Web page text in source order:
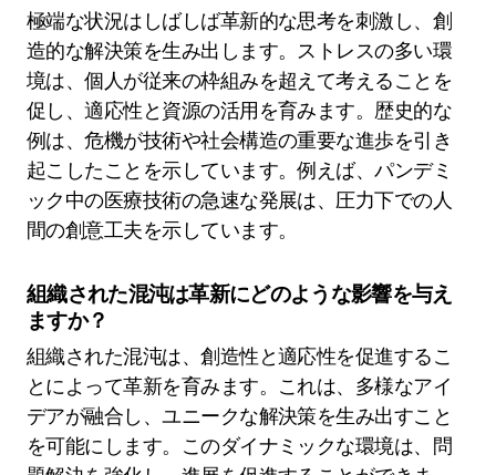
極端な状況はしばしば革新的な思考を刺激し、創
造的な解決策を生み出します。ストレスの多い環
境は、個人が従来の枠組みを超えて考えることを
促し、適応性と資源の活用を育みます。歴史的な
例は、危機が技術や社会構造の重要な進歩を引き
起こしたことを示しています。例えば、パンデミ
ック中の医療技術の急速な発展は、圧力下での人
間の創意工夫を示しています。
組織された混沌は革新にどのような影響を与え
ますか？
組織された混沌は、創造性と適応性を促進するこ
とによって革新を育みます。これは、多様なアイ
デアが融合し、ユニークな解決策を生み出すこと
を可能にします。このダイナミックな環境は、問